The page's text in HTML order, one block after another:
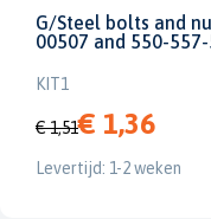
G/Steel bolts and
00507 and 550-
KIT1
€ 1,51€ 1,36
Levertijd: 1-2 weken